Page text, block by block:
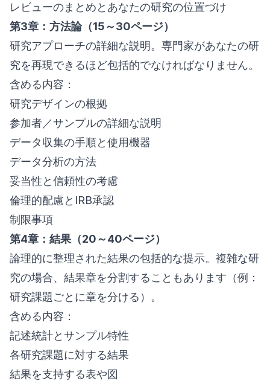
レビューのまとめとあなたの研究の位置づけ
第3章：方法論（15～30ページ）
研究アプローチの詳細な説明。専門家があなたの研
究を再現できるほど包括的でなければなりません。
含める内容：
研究デザインの根拠
参加者／サンプルの詳細な説明
データ収集の手順と使用機器
データ分析の方法
妥当性と信頼性の考慮
倫理的配慮とIRB承認
制限事項
第4章：結果（20～40ページ）
論理的に整理された結果の包括的な提示。複雑な研
究の場合、結果章を分割することもあります（例：
研究課題ごとに章を分ける）。
含める内容：
記述統計とサンプル特性
各研究課題に対する結果
結果を支持する表や図